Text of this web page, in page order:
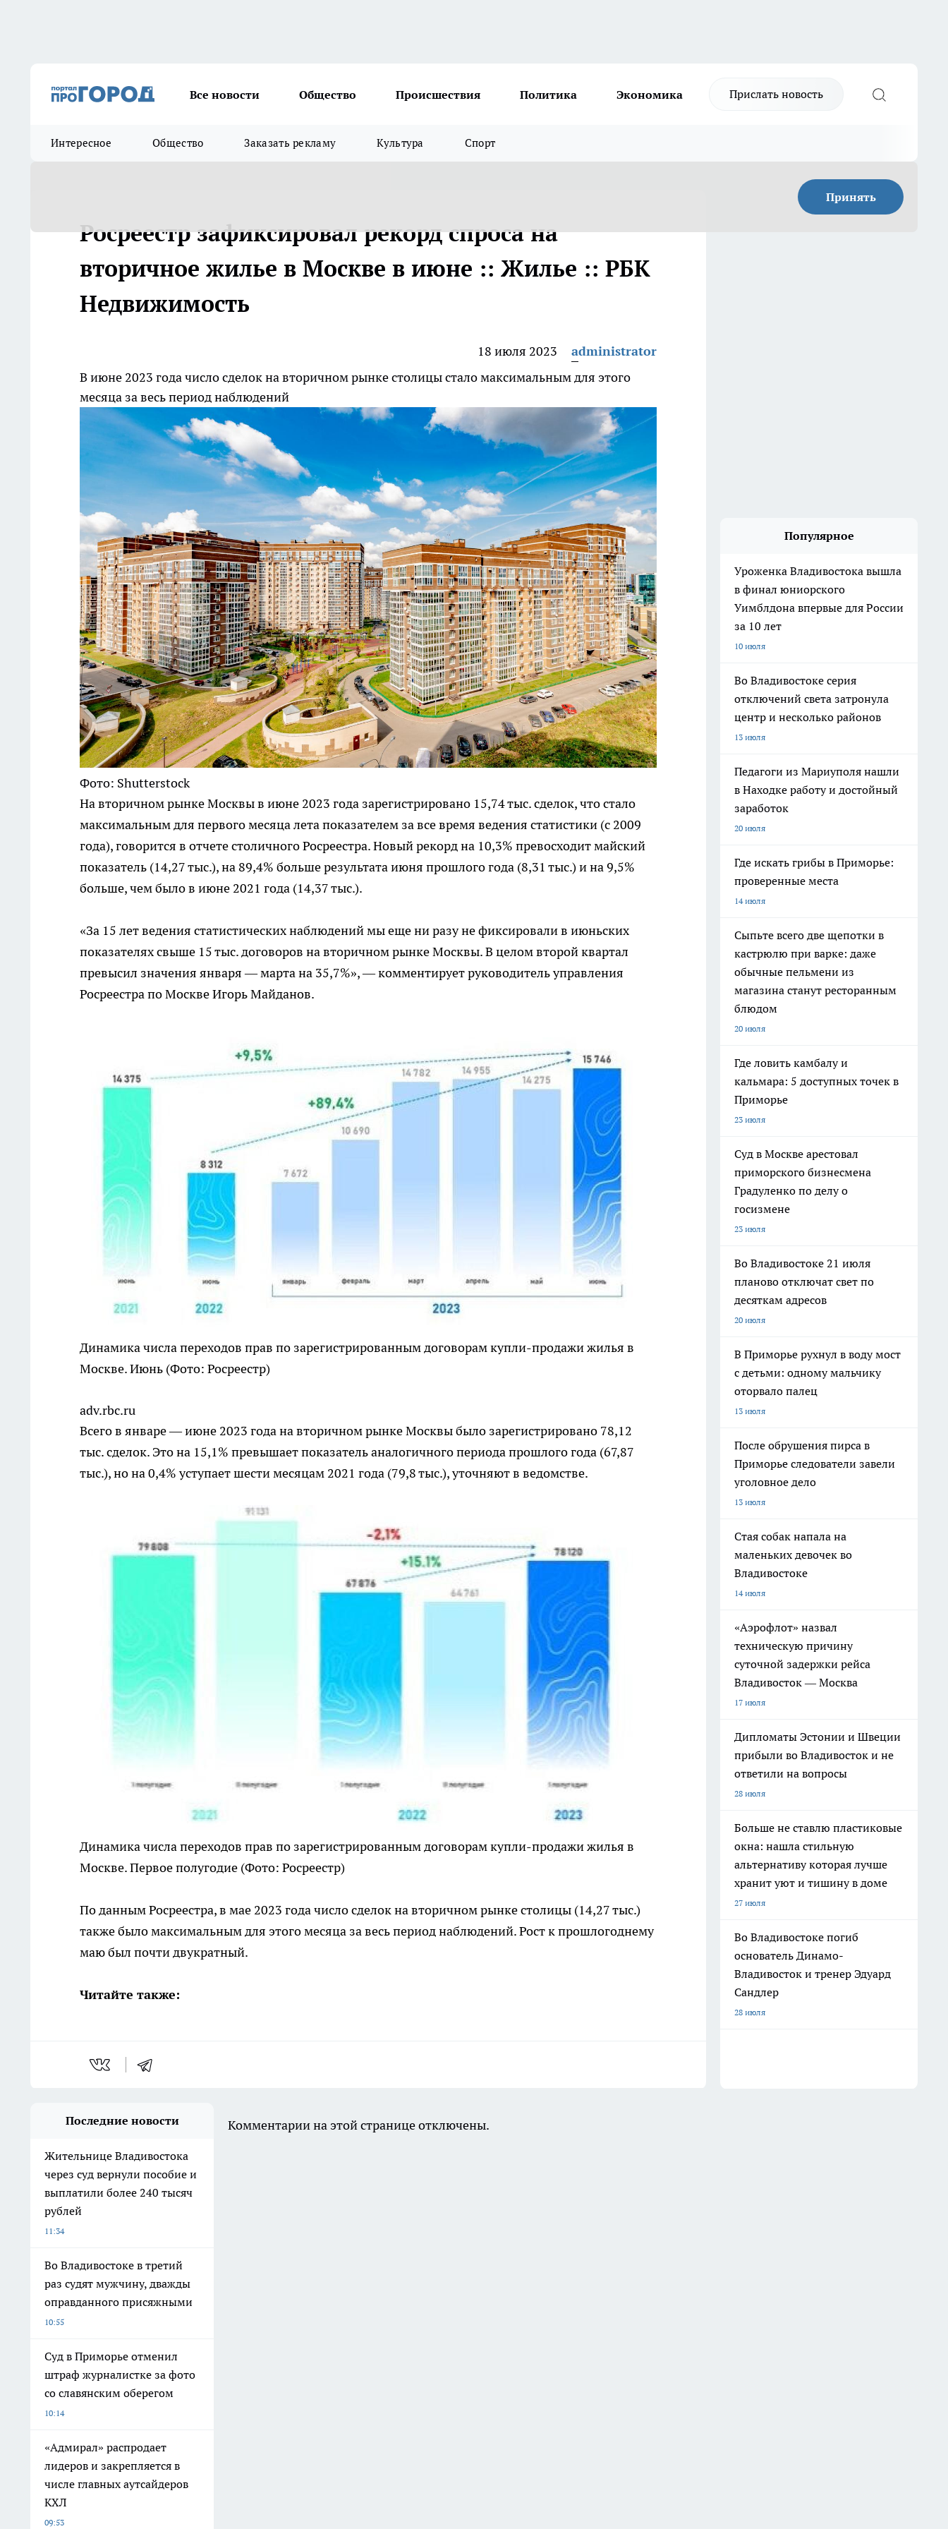
Все новости Общество Происшествия Политика Экономика Прислать новость
Интересное Общество Заказать рекламу Культура Спорт
Принять
Росреестр зафиксировал рекорд спроса на
вторичное жилье в Москве в июне :: Жилье :: РБК
Недвижимость
18 июля 2023
administrator
В июне 2023 года число сделок на вторичном рынке столицы стало максимальным для этого
месяца за весь период наблюдений
Фото: Shutterstock
На вторичном рынке Москвы в июне 2023 года зарегистрировано 15,74 тыс. сделок, что стало
максимальным для первого месяца лета показателем за все время ведения статистики (с 2009
года), говорится в отчете столичного Росреестра. Новый рекорд на 10,3% превосходит майский
показатель (14,27 тыс.), на 89,4% больше результата июня прошлого года (8,31 тыс.) и на 9,5%
больше, чем было в июне 2021 года (14,37 тыс.).
«За 15 лет ведения статистических наблюдений мы еще ни разу не фиксировали в июньских
показателях свыше 15 тыс. договоров на вторичном рынке Москвы. В целом второй квартал
превысил значения января — марта на 35,7%», — комментирует руководитель управления
Росреестра по Москве Игорь Майданов.
Динамика числа переходов прав по зарегистрированным договорам купли-продажи жилья в
Москве. Июнь (Фото: Росреестр)
adv.rbc.ru
Всего в январе — июне 2023 года на вторичном рынке Москвы было зарегистрировано 78,12
тыс. сделок. Это на 15,1% превышает показатель аналогичного периода прошлого года (67,87
тыс.), но на 0,4% уступает шести месяцам 2021 года (79,8 тыс.), уточняют в ведомстве.
Динамика числа переходов прав по зарегистрированным договорам купли-продажи жилья в
Москве. Первое полугодие (Фото: Росреестр)
По данным Росреестра, в мае 2023 года число сделок на вторичном рынке столицы (14,27 тыс.)
также было максимальным для этого месяца за весь период наблюдений. Рост к прошлогоднему
маю был почти двукратный.
Читайте также:
Популярное
Уроженка Владивостока вышла
в финал юниорского
Уимблдона впервые для России
за 10 лет
10 июля
Во Владивостоке серия
отключений света затронула
центр и несколько районов
13 июля
Педагоги из Мариуполя нашли
в Находке работу и достойный
заработок
20 июля
Где искать грибы в Приморье:
проверенные места
14 июля
Сыпьте всего две щепотки в
кастрюлю при варке: даже
обычные пельмени из
магазина станут ресторанным
блюдом
20 июля
Где ловить камбалу и
кальмара: 5 доступных точек в
Приморье
23 июля
Суд в Москве арестовал
приморского бизнесмена
Градуленко по делу о
госизмене
23 июля
Во Владивостоке 21 июля
планово отключат свет по
десяткам адресов
20 июля
В Приморье рухнул в воду мост
с детьми: одному мальчику
оторвало палец
13 июля
После обрушения пирса в
Приморье следователи завели
уголовное дело
13 июля
Стая собак напала на
маленьких девочек во
Владивостоке
14 июля
«Аэрофлот» назвал
техническую причину
суточной задержки рейса
Владивосток — Москва
17 июля
Дипломаты Эстонии и Швеции
прибыли во Владивосток и не
ответили на вопросы
28 июля
Больше не ставлю пластиковые
окна: нашла стильную
альтернативу которая лучше
хранит уют и тишину в доме
27 июля
Во Владивостоке погиб
основатель Динамо-
Владивосток и тренер Эдуард
Сандлер
28 июля
Последние новости
Жительнице Владивостока
через суд вернули пособие и
выплатили более 240 тысяч
рублей
11:34
Во Владивостоке в третий
раз судят мужчину, дважды
оправданного присяжными
10:55
Суд в Приморье отменил
штраф журналистке за фото
со славянским оберегом
10:14
«Адмирал» распродает
лидеров и закрепляется в
числе главных аутсайдеров
КХЛ
09:53
Комментарии на этой странице отключены.